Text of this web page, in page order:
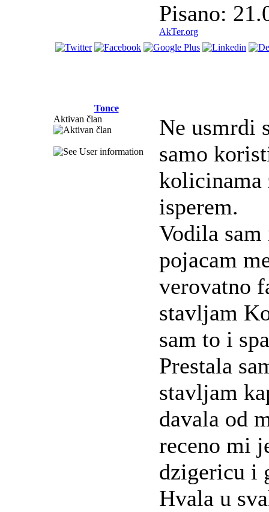
Pisano:
AkTer.org
Tonce
Aktivan član
Ne usmrdi
samo
kolicinama
isperem.
Vodila
pojacam
verovatno
stavljam
sam to i
Prestala
stavljam
davala od
receno mi
dzigericu i
Hvala u